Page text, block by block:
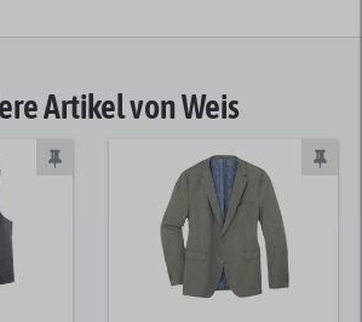
Artikel von Weis